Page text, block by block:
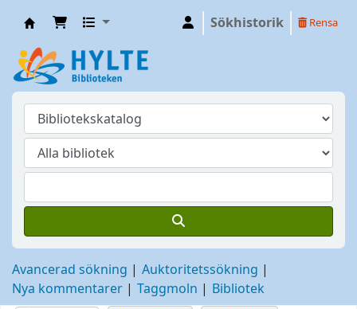
Sökhistorik Rensa
Avancerad sökning
Auktoritetssökning
Nya kommentarer
Taggmoln Bibliotek